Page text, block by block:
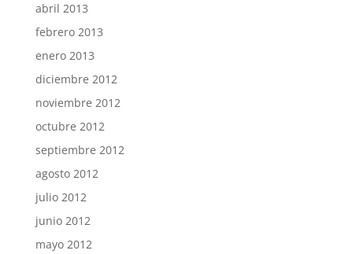
abril 2013
febrero 2013
enero 2013
diciembre 2012
noviembre 2012
octubre 2012
septiembre 2012
agosto 2012
julio 2012
junio 2012
mayo 2012